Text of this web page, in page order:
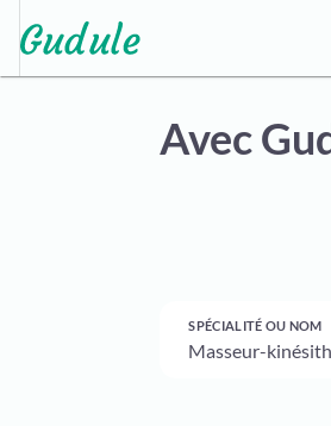
Avec
SPÉCIALITÉ OU NOM